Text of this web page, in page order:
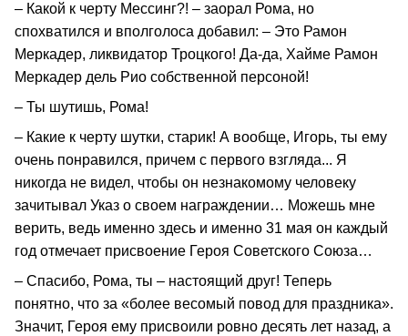
– Какой к черту Мессинг?! – заорал Рома, но
спохватился и вполголоса добавил: – Это Рамон
Меркадер, ликвидатор Троцкого! Да-да, Хайме Рамон
Меркадер дель Рио собственной персоной!
– Ты шутишь, Рома!
– Какие к черту шутки, старик! А вообще, Игорь, ты ему
очень понравился, причем с первого взгляда... Я
никогда не видел, чтобы он незнакомому человеку
зачитывал Указ о своем награждении… Можешь мне
верить, ведь именно здесь и именно 31 мая он каждый
год отмечает присвоение Героя Советского Союза…
– Спасибо, Рома, ты – настоящий друг! Теперь
понятно, что за «более весомый повод для праздника».
Значит, Героя ему присвоили ровно десять лет назад, а